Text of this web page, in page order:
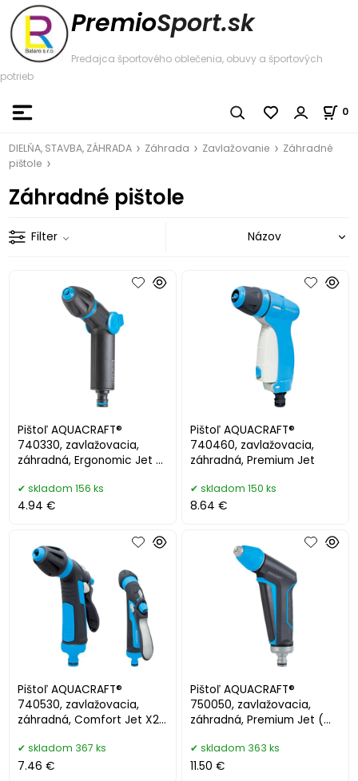
PremioSport.sk
Predajca športového oblečenia, obuvy a športových
potrieb
0
DIELŇA, STAVBA, ZÁHRADA Záhrada Zavlažovanie
Záhradné
pištole
Záhradné pištole
Filter
Pištoľ AQUACRAFT®
740330, zavlažovacia,
záhradná, Ergonomic Jet (
skladom 156 ks
4.94 €
Pištoľ AQUACRAFT®
740460, zavlažovacia,
záhradná, Premium Jet
skladom 150 ks
8.64 €
Pištoľ AQUACRAFT®
740530, zavlažovacia,
záhradná, Comfort Jet X2
skladom 367 ks
7.46 €
Pištoľ AQUACRAFT®
750050, zavlažovacia,
záhradná, Premium Jet (
skladom 363 ks
11.50 €